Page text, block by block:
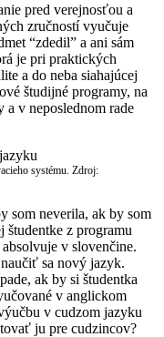
pred verejnosťou a
zručností vyučuje
“zdedil” a ani sám
je pri praktických
a do neba siahajúcej
študijné programy, na
a v neposlednom rade
systému. Zdroj:
som neverila, ak by som
študentke z programu
v slovenčine.
sa nový jazyk.
ak by si študentka
v anglickom
v cudzom jazyku
ju pre cudzincov?